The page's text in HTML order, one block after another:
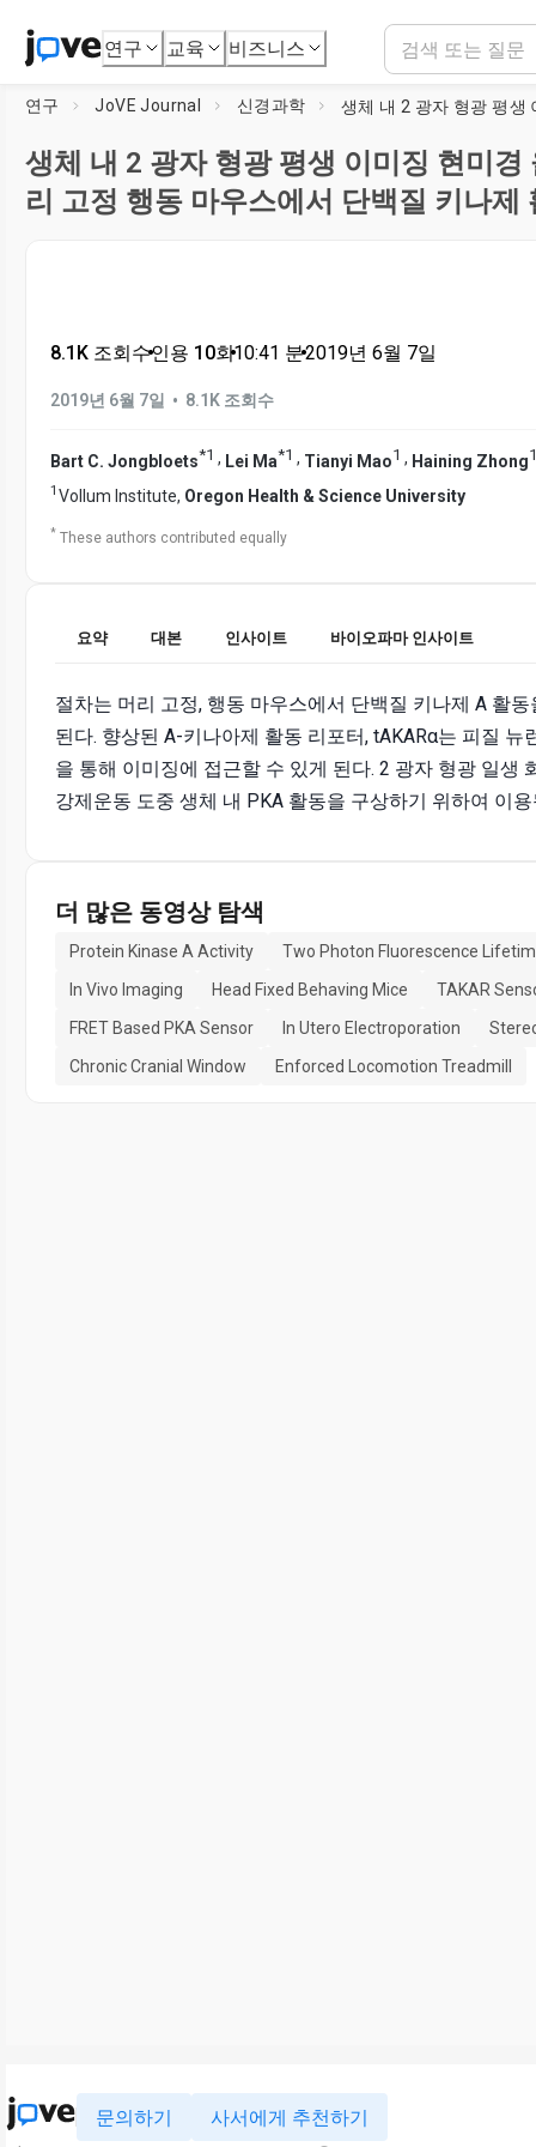
연구 교육 비즈니스
연구 JoVE Journal 신경과학
생체 내 2 광자 형광 평생 이미징 현미경
리 고정 행동 마우스에서 단백질 키나제
8.1K 조회수•인용 10회•10:41 분•2019년 6월 7일
2019년 6월 7일 • 8.1K 조회수
Bart C. Jongbloets*1 , Lei Ma*1 , Tianyi Mao1 , Haining Zhong1
1 Vollum Institute, Oregon Health & Science University
* These authors contributed equally
요약 대본 인사이트 바이오파마 인사이트
절차는 머리 고정, 행동 마우스에서 단백질 키나제 A 활
된다. 향상된 A-키나아제 활동 리포터, tAKARα는 피질 뉴
을 통해 이미징에 접근할 수 있게 된다. 2 광자 형광 일생
강제운동 도중 생체 내 PKA 활동을 구상하기 위하여 이
더 많은 동영상 탐색
Protein Kinase A Activity
Two Photon Fluorescence
In Vivo Imaging
Head Fixed Behaving Mice
TAKAR
FRET Based PKA Sensor
In Utero Electroporation
Chronic Cranial Window
Enforced Locomotion Treadmill
문의하기 사서에게 추천하기